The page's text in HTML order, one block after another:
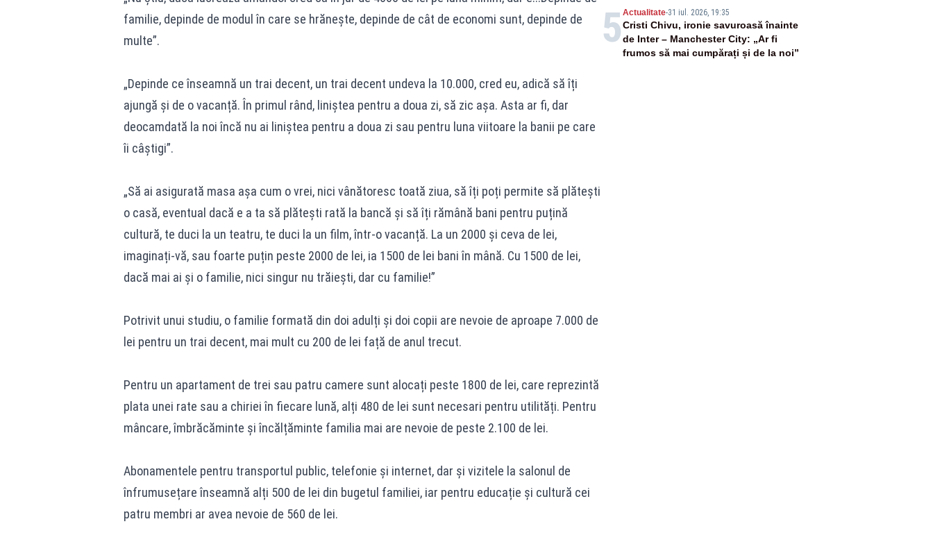
familie, depinde de modul în care se hrănește, depinde de cât de economi sunt, depinde de
multe”.
„Depinde ce înseamnă un trai decent, un trai decent undeva la 10.000, cred eu, adică să îți
ajungă și de o vacanță. În primul rând, liniștea pentru a doua zi, să zic așa. Asta ar fi, dar
deocamdată la noi încă nu ai liniștea pentru a doua zi sau pentru luna viitoare la banii pe care
îi câștigi”.
„Să ai asigurată masa așa cum o vrei, nici vânătoresc toată ziua, să îți poți permite să plătești
o casă, eventual dacă e a ta să plătești rată la bancă și să îți rămână bani pentru puțină
cultură, te duci la un teatru, te duci la un film, într-o vacanță. La un 2000 și ceva de lei,
imaginați-vă, sau foarte puțin peste 2000 de lei, ia 1500 de lei bani în mână. Cu 1500 de lei,
dacă mai ai și o familie, nici singur nu trăiești, dar cu familie!”
Potrivit unui studiu, o familie formată din doi adulți și doi copii are nevoie de aproape 7.000 de
lei pentru un trai decent, mai mult cu 200 de lei față de anul trecut.
Pentru un apartament de trei sau patru camere sunt alocați peste 1800 de lei, care reprezintă
plata unei rate sau a chiriei în fiecare lună, alți 480 de lei sunt necesari pentru utilități. Pentru
mâncare, îmbrăcăminte și încălțăminte familia mai are nevoie de peste 2.100 de lei.
Abonamentele pentru transportul public, telefonie și internet, dar și vizitele la salonul de
înfrumusețare înseamnă alți 500 de lei din bugetul familiei, iar pentru educație și cultură cei
patru membri ar avea nevoie de 560 de lei.
5 Actualitate-31 iul. 2026, 19:35
Cristi Chivu, ironie savuroasă înainte
de Inter – Manchester City: „Ar fi
frumos să mai cumpărați și de la noi”